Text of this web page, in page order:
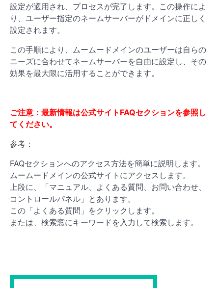
設定が適用され、プロセスが完了します。この操作によ
り、ユーザー指定のネームサーバーがドメインに正しく
設定されます。
この手順により、ムームードメインのユーザーは自らの
ニーズに合わせてネームサーバーを自由に設定し、その
効果を最大限に活用することができます。
ご注意：最新情報は公式サイトFAQセクションを参照し
てください。
参考：
FAQセクションへのアクセス方法を簡単に説明します。
ムームードメインの公式サイトにアクセスします。
上段に、「マニュアル、よくある質問、お問い合わせ、
コントロールパネル」とあります。
この「よくある質問」をクリックします。
または、検索窓にキーワードを入力して検索します。